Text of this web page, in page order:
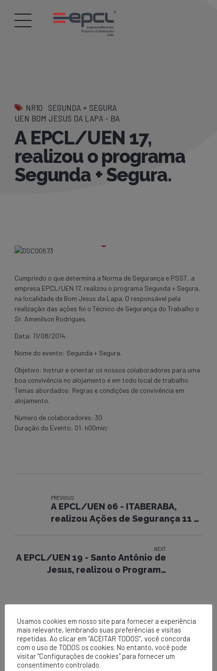
NR10 SEGUNDA + SEGURA
UEN BOM JESUS DA LAPA - BA
A EPCL/UEN 17,
realizou o programa
Segunda + Segura.
Cumprindo o que determina a Norma de Segurança e PSST, a
empresa EPCL/UEN 17, realizou o programa Segunda + Segura,
na localidade de Bom Jesus da Lapa. O responsável pela
realização das ações foi o Técnico de Segurança do Trabalho o
Sr. Amenilson Rodrigues.
Data: 11/08/2014.
Nome do evento: Segunda + Segura.
Objetivo: Instruir e orientar os nossos colaboradores para uma
boa convivência no alojamento e em todo local de trabalho.
Temas abordados: Regras e condições de convivência em
alojamento.
Numero de colaboradores: 30
Duração do Evento: 01: h00min;
PREVIOUS
A EPCL/UEN 06 - ITABERABA,
realizou Ações de Segurança 11 a
NEXT
A EPCL/UEN 19 - Santo Antônio de
Jesus, realizou o Programa
Usamos cookies em nosso site para fornecer a experiência
mais relevante, lembrando suas preferências e visitas
repetidas. Ao clicar em “ACEITAR TODOS”, você concorda
com o uso de TODOS os cookies. No entanto, você pode
visitar "Configurações de cookies" para fornecer um
consentimento controlado.